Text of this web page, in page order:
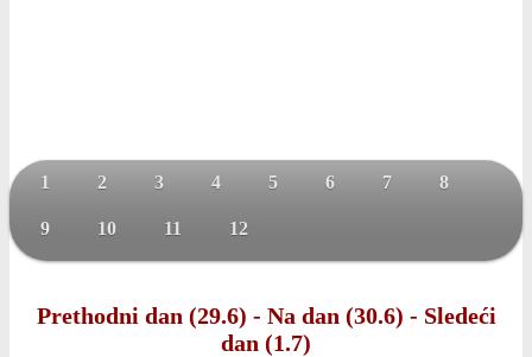
1 2 3 4 5 6 7 8
9 10 11 12
Prethodni dan (29.6) - Na dan (30.6) - Sledeći
dan (1.7)